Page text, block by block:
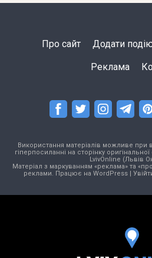
Про сайт Додати
Реклама
Використання матеріалів можливе при
гіперпосиланні на сторінку оригінальної
LvivOnline (Львів
Матеріал з маркуванням «реклама» та
реклами. Працює на WordPress|